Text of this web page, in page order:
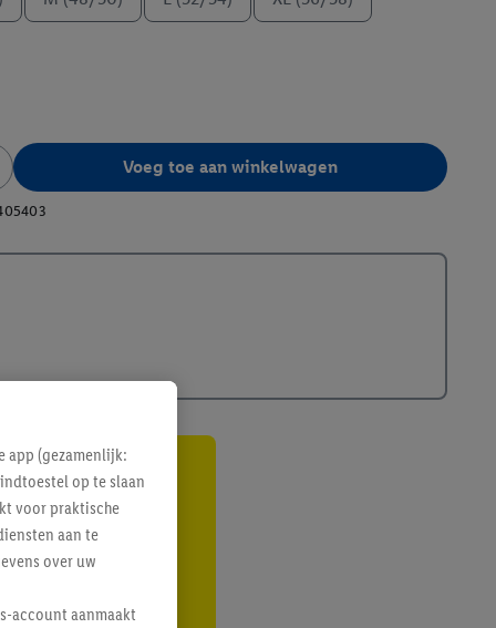
Voeg toe aan winkelwagen
app (gezamenlijk:
op te slaan
voor praktische
aan te
over uw
account aanmaakt